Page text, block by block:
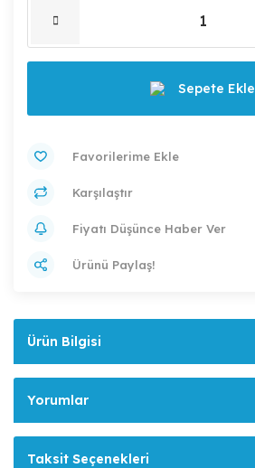
Sepete Ekle
Karşılaştır
Fiyatı Düşünce Haber Ver
Ürünü Paylaş!
Ürün Bilgisi
Yorumlar
Taksit Seçenekleri